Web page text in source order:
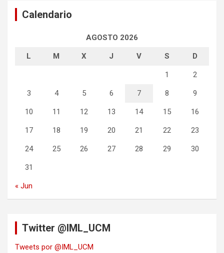
Calendario
AGOSTO 2026
L M X J V S D
1 2
3 4 5 6 7 8 9
10 11 12 13 14 15 16
17 18 19 20 21 22 23
24 25 26 27 28 29 30
31
« Jun
Twitter @IML_UCM
Tweets por @IML_UCM